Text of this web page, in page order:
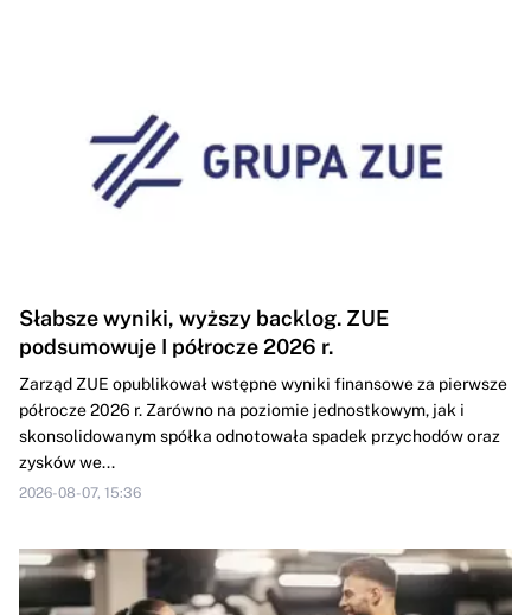
Słabsze wyniki, wyższy backlog. ZUE
podsumowuje I półrocze 2026 r.
Zarząd ZUE opublikował wstępne wyniki finansowe za pierwsze
półrocze 2026 r. Zarówno na poziomie jednostkowym, jak i
skonsolidowanym spółka odnotowała spadek przychodów oraz
zysków we...
2026-08-07, 15:36